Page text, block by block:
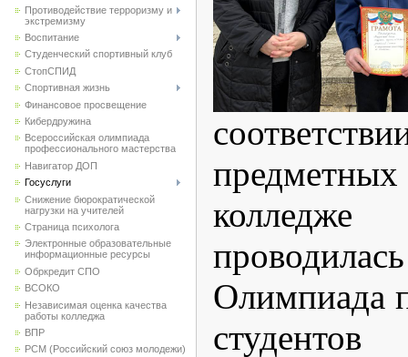
Противодействие терроризму и
экстремизму
Воспитание
Студенческий спортивный клуб
CтопСПИД
Спортивная жизнь
Финансовое просвещение
Кибердружина
Всероссийская олимпиада
профессионального мастерства
Навигатор ДОП
Госуслуги
Снижение бюрократической
нагрузки на учителей
Страница психолога
Электронные образовательные
информационные ресурсы
Обркредит СПО
ВСОКО
Независимая оценка качества
работы колледжа
ВПР
РСМ (Российский союз молодежи)
Олимпиада